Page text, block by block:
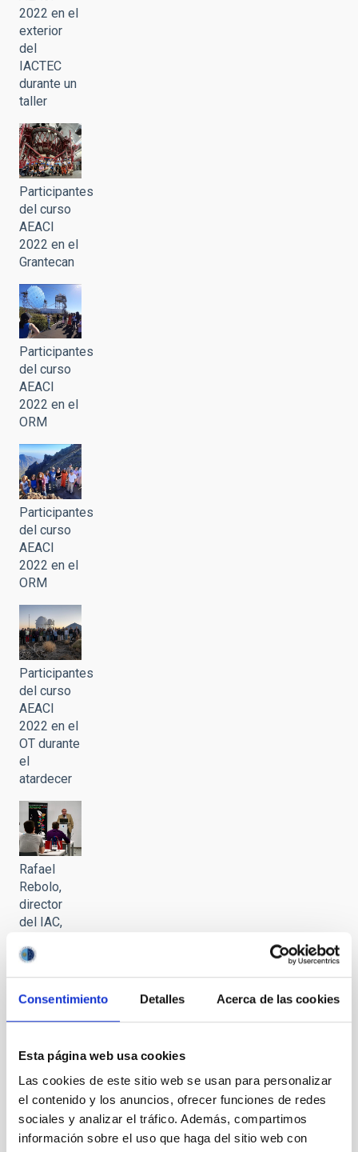
Consentimiento Detalles Acerca de las cookies
Esta página web usa cookies
Las cookies de este sitio web se usan para personalizar
el contenido y los anuncios, ofrecer funciones de redes
sociales y analizar el tráfico. Además, compartimos
información sobre el uso que haga del sitio web con
2022 en el
exterior
del
IACTEC
durante un
taller
Participantes
del curso
AEACI
2022 en el
Grantecan
Participantes
del curso
AEACI
2022 en el
ORM
Participantes
del curso
AEACI
2022 en el
ORM
Participantes
del curso
AEACI
2022 en el
OT durante
el
atardecer
Rafael
Rebolo,
director
del IAC,
presentación
de la
AEACI
Sala
IACTEC
con los